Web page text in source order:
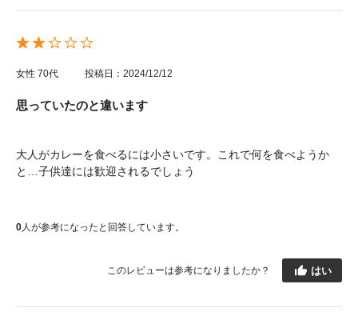
女性 70代 投稿日：2024/12/12
思っていたのと違います
大人がカレーを食べるには小さいです。これで何を食べようか
と…子供達には歓迎されるでしょう
0人が参考になったと回答しています。
このレビューは参考になりましたか？ はい